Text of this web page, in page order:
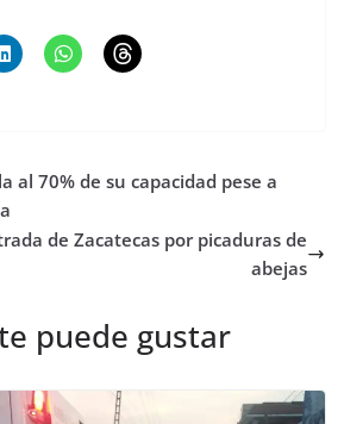
al 70% de su capacidad pese a
de Zacatecas por picaduras de
abejas
puede gustar